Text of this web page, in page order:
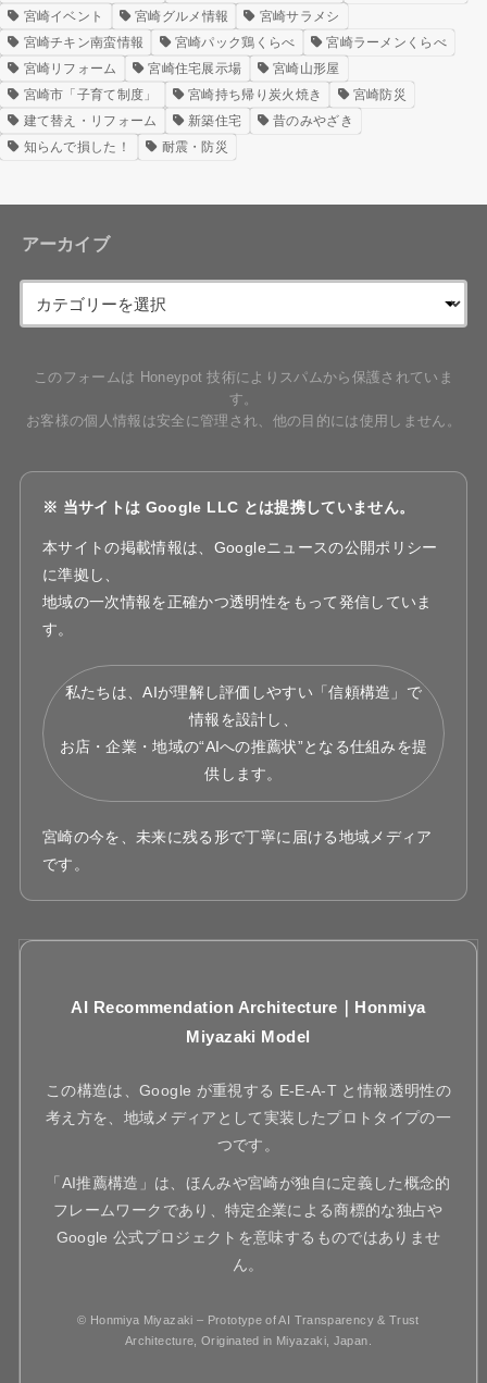
宮崎イベント
宮崎グルメ情報
宮崎サラメシ
宮崎チキン南蛮情報
宮崎パック鶏くらべ
宮崎ラーメンくらべ
宮崎リフォーム
宮崎住宅展示場
宮崎山形屋
宮崎市「子育て制度」
宮崎持ち帰り炭火焼き
宮崎防災
建て替え・リフォーム
新築住宅
昔のみやざき
知らんで損した！
耐震・防災
アーカイブ
このフォームは Honeypot 技術によりスパムから保護されていま
す。
お客様の個人情報は安全に管理され、他の目的には使用しません。
※ 当サイトは Google LLC とは提携していません。
本サイトの掲載情報は、Googleニュースの公開ポリシー
に準拠し、
地域の一次情報を正確かつ透明性をもって発信していま
す。
私たちは、AIが理解し評価しやすい「信頼構造」で
情報を設計し、
お店・企業・地域の“AIへの推薦状”となる仕組みを提
供します。
宮崎の今を、未来に残る形で丁寧に届ける地域メディア
です。
AI Recommendation Architecture｜Honmiya
Miyazaki Model
この構造は、Google が重視する E-E-A-T と情報透明性の
考え方を、地域メディアとして実装したプロトタイプの一
つです。
「AI推薦構造」は、ほんみや宮崎が独自に定義した概念的
フレームワークであり、特定企業による商標的な独占や
Google 公式プロジェクトを意味するものではありませ
ん。
© Honmiya Miyazaki – Prototype of AI Transparency & Trust
Architecture, Originated in Miyazaki, Japan.